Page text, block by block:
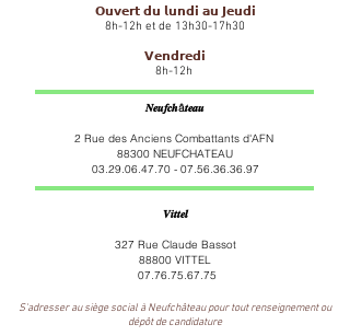
𝗢𝘂𝘃𝗲𝗿𝘁 𝗱𝘂 𝗹𝘂𝗻𝗱𝗶 𝗮𝘂 𝗝𝗲𝘂𝗱𝗶
8h-12h et de 13h30-17h30
𝗩𝗲𝗻𝗱𝗿𝗲𝗱𝗶
8h-12h
𝑵𝒆𝒖𝒇𝒄𝒉â𝒕𝒆𝒂𝒖
2 Rue des Anciens Combattants d'AFN
88300 NEUFCHATEAU
03.29.06.47.70 - 07.56.36.36.97
𝑽𝒊𝒕𝒕𝒆𝒍
327 Rue Claude Bassot
88800 VITTEL
07.76.75.67.75
S'adresser au siège social à Neufchâteau pour tout renseignement ou
dépôt de candidature